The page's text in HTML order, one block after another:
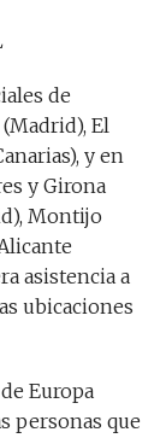
de
El
y en
y Girona
Montijo
asistencia a
ubicaciones
Europa
personas que